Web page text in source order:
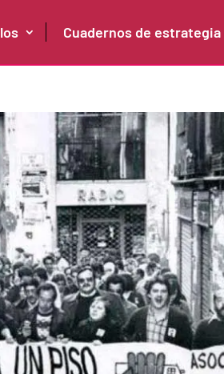
Cuadernos de estrategia